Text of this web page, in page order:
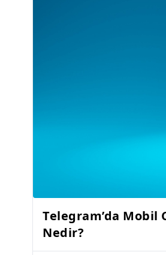
Telegram’da
Nedir?